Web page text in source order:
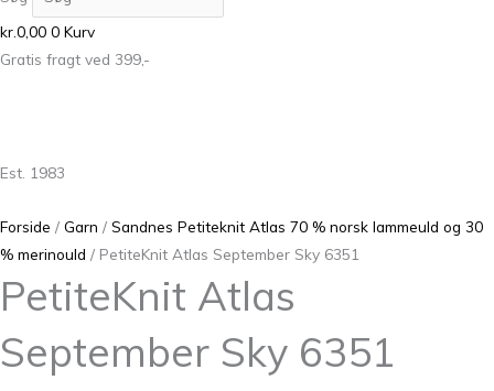
kr.0,00 0 Kurv
Gratis fragt ved 399,-
Est. 1983
Forside / Garn / Sandnes Petiteknit Atlas 70 % norsk lammeuld og 30
% merinould / PetiteKnit Atlas September Sky 6351
PetiteKnit Atlas
September Sky 6351